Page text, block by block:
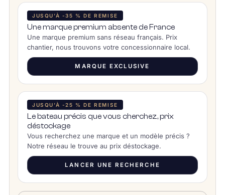
JUSQU’À -35 % DE REMISE
Une marque premium absente de France
Une marque premium sans réseau français. Prix
chantier, nous trouvons votre concessionnaire local.
MARQUE EXCLUSIVE
JUSQU’À -25 % DE REMISE
Le bateau précis que vous cherchez, prix
déstockage
Vous recherchez une marque et un modèle précis ?
Notre réseau le trouve au prix déstockage.
LANCER UNE RECHERCHE